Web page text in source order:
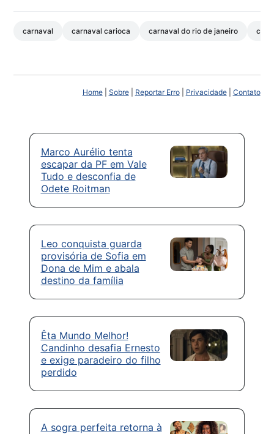
carnaval carnaval carioca carnaval do rio de janeiro
Home| Sobre| Reportar Erro| Privacidade| Contato
Marco Aurélio tenta
escapar da PF em Vale
Tudo e desconfia de
Odete Roitman
Leo conquista guarda
provisória de Sofia em
Dona de Mim e abala
destino da família
Êta Mundo Melhor!
Candinho desafia Ernesto
e exige paradeiro do filho
perdido
A sogra perfeita retorna à